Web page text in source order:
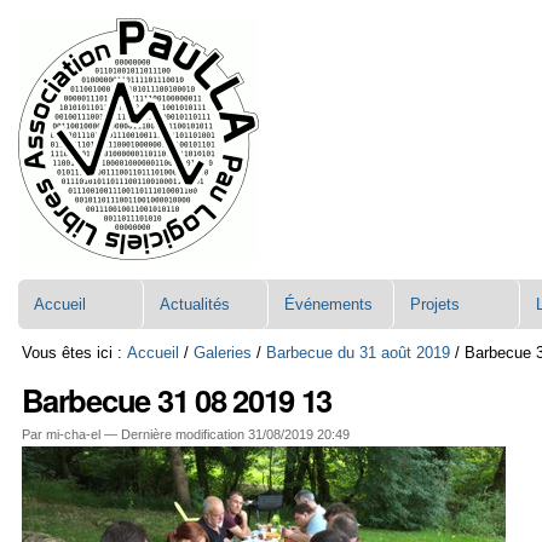
contenu.
Aller
à
la
navigation
Accueil Actualités Événements Projets
Vous êtes ici : Accueil /Galeries / Barbecue du 31 août 2019 / Barbecue
Barbecue 31 08 2019 13
Par mi-cha-el — Dernière modification 31/08/2019 20:49